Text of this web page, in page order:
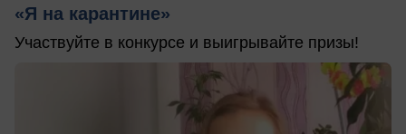
«Я на карантине»
Участвуйте в конкурсе и выигрывайте призы!